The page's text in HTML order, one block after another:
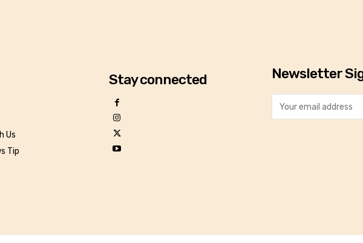
Us
Tip
Stay connected Newsletter